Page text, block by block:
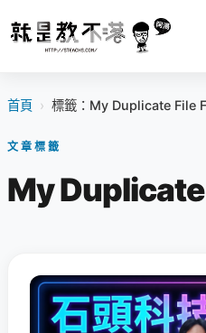
首頁 › 標籤：My Duplicate File
文章標籤
My